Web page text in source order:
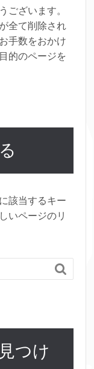
ございます。
全て削除され
手数をおかけ
的のページを
該当するキー
いページのリ

つけ